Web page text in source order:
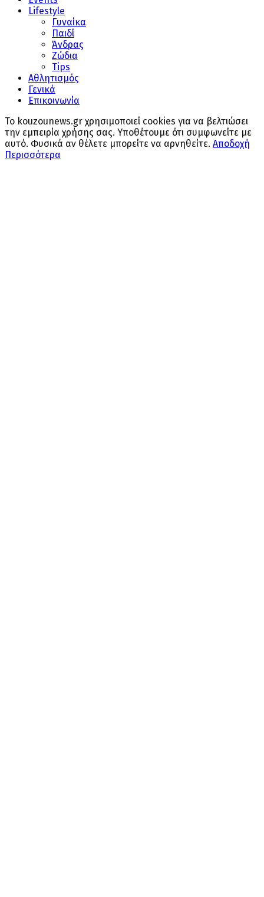
Lifestyle
Γυναίκα
Παιδί
Άνδρας
Ζώδια
Tips
Αθλητισμός
Γενικά
Επικοινωνία
Το kouzounews.gr χρησιμοποιεί cookies για να βελτιώσει
την εμπειρία χρήσης σας. Υποθέτουμε ότι συμφωνείτε με
αυτό. Φυσικά αν θέλετε μπορείτε να αρνηθείτε. Αποδοχή
Περισσότερα